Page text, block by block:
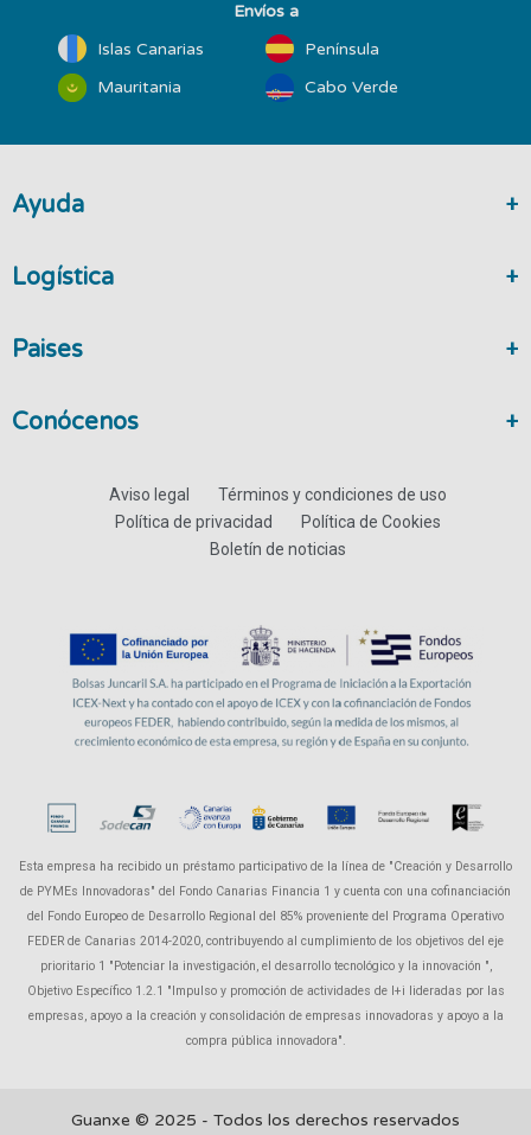
Envíos a
Islas Canarias
Península
Mauritania
Cabo Verde
Ayuda
Logística
Paises
Conócenos
Aviso legal
Términos y condiciones de uso
Política de privacidad
Política de Cookies
Boletín de noticias
Esta empresa ha recibido un préstamo participativo de la línea de "Creación y Desarrollo
de PYMEs Innovadoras" del Fondo Canarias Financia 1 y cuenta con una cofinanciación
del Fondo Europeo de Desarrollo Regional del 85% proveniente del Programa Operativo
FEDER de Canarias 2014-2020, contribuyendo al cumplimiento de los objetivos del eje
prioritario 1 "Potenciar la investigación, el desarrollo tecnológico y la innovación ",
Objetivo Específico 1.2.1 "Impulso y promoción de actividades de I+i lideradas por las
empresas, apoyo a la creación y consolidación de empresas innovadoras y apoyo a la
compra pública innovadora".
Guanxe © 2025 - Todos los derechos reservados